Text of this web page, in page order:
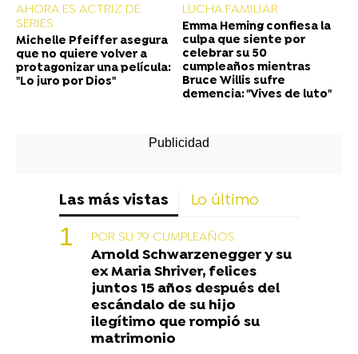
AHORA ES ACTRIZ DE
SERIES
Michelle Pfeiffer asegura
que no quiere volver a
protagonizar una película:
"Lo juro por Dios"
LUCHA FAMILIAR
Emma Heming confiesa la
culpa que siente por
celebrar su 50
cumpleaños mientras
Bruce Willis sufre
demencia: "Vives de luto"
Las más vistas Lo último
POR SU 79 CUMPLEAÑOS
Arnold Schwarzenegger y su
ex Maria Shriver, felices
juntos 15 años después del
escándalo de su hijo
ilegítimo que rompió su
matrimonio